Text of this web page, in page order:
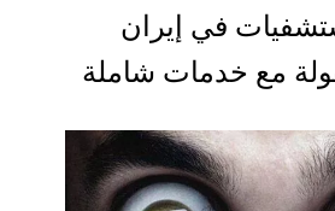
في إيران
مع خدمات شاملة